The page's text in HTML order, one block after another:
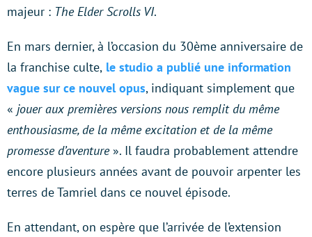
majeur : The Elder Scrolls VI.
En mars dernier, à l’occasion du 30ème anniversaire de
la franchise culte, le studio a publié une information
vague sur ce nouvel opus, indiquant simplement que
« jouer aux premières versions nous remplit du même
enthousiasme, de la même excitation et de la même
promesse d’aventure». Il faudra probablement attendre
encore plusieurs années avant de pouvoir arpenter les
terres de Tamriel dans ce nouvel épisode.
En attendant, on espère que l’arrivée de l’extension